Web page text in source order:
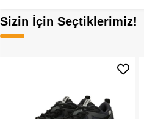
Sizin İçin Seçtiklerimiz!